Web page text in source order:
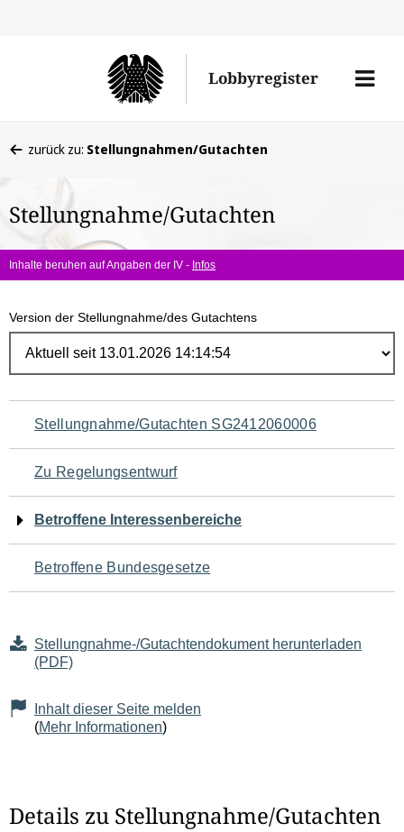
Lobbyregister
Menü
befinden
hier:
zurück zu: Stellungnahmen/Gutachten
Stellungnahme/Gutachten
Inhalte beruhen auf Angaben der IV - Infos
Version der Stellungnahme/des Gutachtens
Navigation
für
den
Seiteninhalt
Stellungnahme/Gutachten SG2412060006
Zu Regelungsentwurf
Betroffene Interessenbereiche
Betroffene Bundesgesetze
Stellungnahme-/Gutachtendokument herunterladen
(PDF)
Inhalt dieser Seite melden
(Mehr Informationen)
Details zu Stellungnahme/Gutachten